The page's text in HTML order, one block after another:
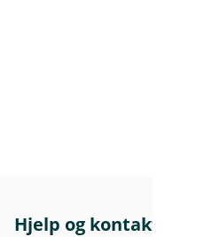
Hjelp og kontakt